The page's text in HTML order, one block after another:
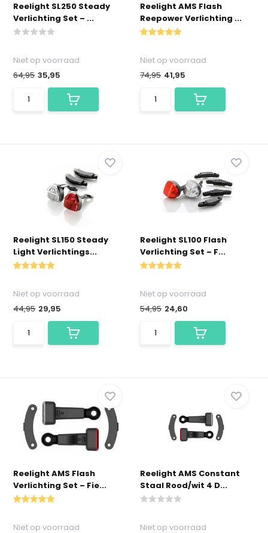
Reelight SL250 Steady
Verlichting Set – ...
Niet op voorraad
64,95 35,95
Reelight AMS Flash
Reepower Verlichting ...
Niet op voorraad
74,95 41,95
Reelight SL150 Steady
Light Verlichtings...
Niet op voorraad
44,95 29,95
Reelight SL100 Flash
Verlichting Set – F...
Niet op voorraad
54,95 24,60
Reelight AMS Flash
Verlichting Set – Fie...
Niet op voorraad
Reelight AMS Constant
Staal Rood/wit 4 D...
Niet op voorraad